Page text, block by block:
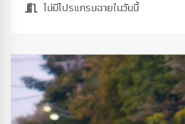
ไม่มีโปรแกรมฉายในวันนี้